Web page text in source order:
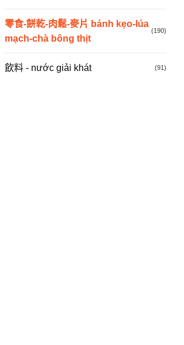
零食-餅乾-肉鬆-麥片 bánh kẹo-lúa
mạch-chà bông thịt
(190)
飲料 - nước giải khát (91)